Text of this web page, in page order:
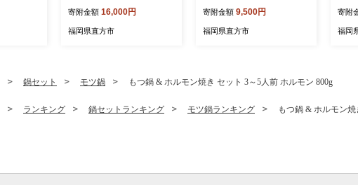
分け 4パック 計約1kg 明太
子 辛子 めんたいこ たらこ
寄附金額 16,000円
福岡県直方市
分け 2パック 計約420g 明太
子 辛子 めんたいこ たらこ
寄附金額 9,500円
福岡県直方市
パッ
子 め
寄附
福岡
鍋セット モツ鍋 もつ鍋 & ホルモン焼き セット 3～5人前 ホルモン 800g
ランキング 鍋セットランキング モツ鍋ランキング もつ鍋 & ホルモン